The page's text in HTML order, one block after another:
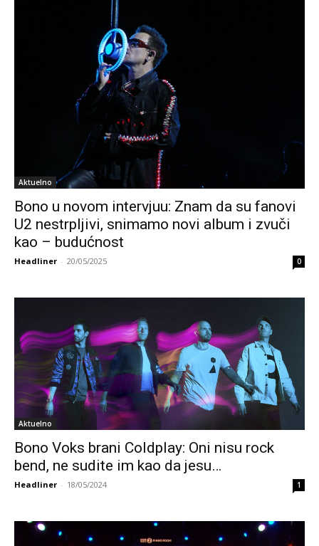
Aktuelno
Bono u novom intervjuu: Znam da su fanovi
U2 nestrpljivi, snimamo novi album i zvuči
kao – budućnost
Headliner - 20/05/2025 0
Aktuelno
Bono Voks brani Coldplay: Oni nisu rock
bend, ne sudite im kao da jesu…
Headliner - 18/05/2024 1